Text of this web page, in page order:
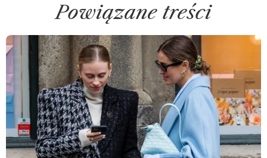
Powiązane treści